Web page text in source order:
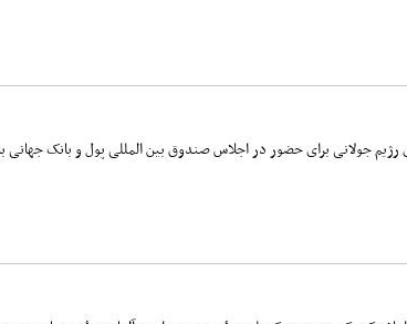
جولانی برای حضور در اجلاس صندوق بین المللی پول و بانک جهانی